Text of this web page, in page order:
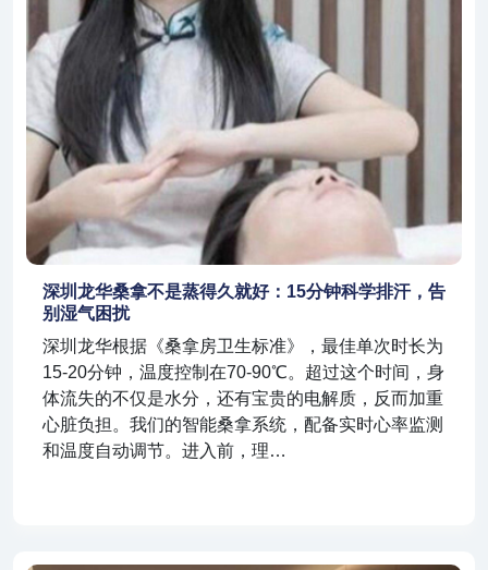
深圳龙华桑拿不是蒸得久就好：15分钟科学排汗，告
别湿气困扰
深圳龙华根据《桑拿房卫生标准》，最佳单次时长为
15-20分钟，温度控制在70-90℃。超过这个时间，身
体流失的不仅是水分，还有宝贵的电解质，反而加重
心脏负担。我们的智能桑拿系统，配备实时心率监测
和温度自动调节。进入前，理…